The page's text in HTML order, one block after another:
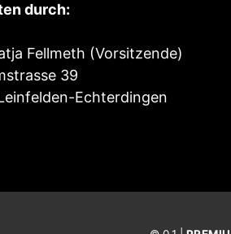
durch:
Fellmeth (Vorsitzende)
39
Echterdingen